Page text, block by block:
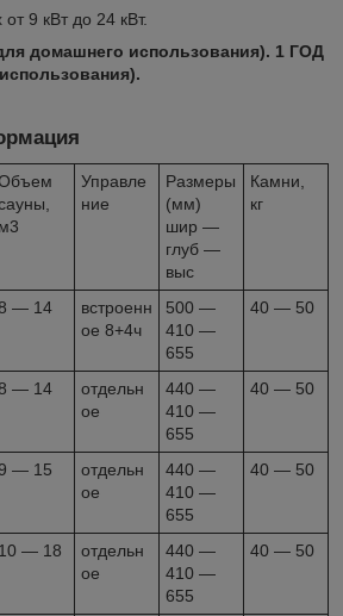
9 кВт до 24 кВт.
домашнего использования). 1 ГОД
м3
Управле
ние
Размеры
(мм)
шир —
глуб —
выс
Камни,
кг
— 14
встроенн
ое 8+4ч
500 —
410 —
655
40 — 50
— 14
отдельн
ое
440 —
410 —
655
40 — 50
— 15
отдельн
ое
440 —
410 —
655
40 — 50
10 — 18
отдельн
ое
440 —
410 —
655
40 — 50